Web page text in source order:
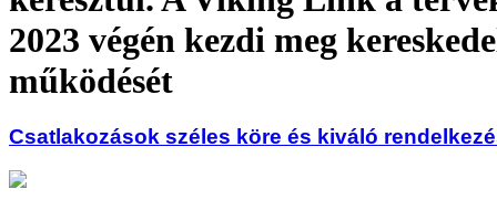
2023 végén kezdi meg
működését
Csatlakozások széles köre és kiváló